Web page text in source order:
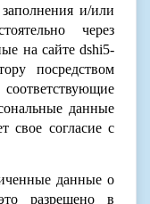
и/или
через
на сайте dshi5-
посредством
данные
свое согласие с
данные о
разрешено в